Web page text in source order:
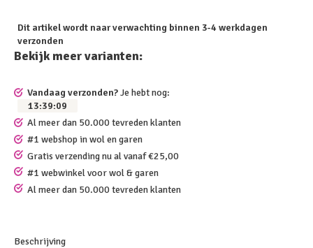
Dit artikel wordt naar verwachting binnen 3-4 werkdagen
verzonden
Bekijk meer varianten:
Vandaag verzonden?Je hebt nog:
13:39:09
Al meer dan 50.000 tevreden klanten
#1 webshop in wol en garen
Gratis verzending nu al vanaf €25,00
#1 webwinkel voor wol & garen
Al meer dan 50.000 tevreden klanten
Beschrijving